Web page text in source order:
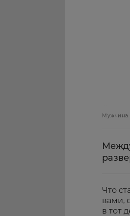
Мужчина
Что
вами,
в тот